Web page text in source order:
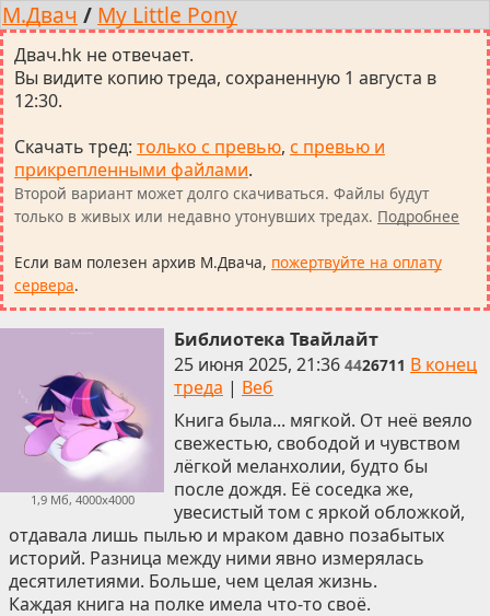
М.Двач / My Little Pony
Двач.hk не отвечает.
Вы видите копию треда, сохраненную 1 августа в
12:30.
Скачать тред: только с превью, с превью и
прикрепленными файлами.
Второй вариант может долго скачиваться. Файлы будут
только в живых или недавно утонувших тредах. Подробнее
Если вам полезен архив М.Двача, пожертвуйте на оплату
сервера.
1,9 Мб, 4000x4000
Библиотека Твайлайт
25 июня 2025, 21:36 4426711 В конец
треда | Веб
Книга была... мягкой. От неё веяло
свежестью, свободой и чувством
лёгкой меланхолии, будто бы
после дождя. Её соседка же,
увесистый том с яркой обложкой,
отдавала лишь пылью и мраком давно позабытых
историй. Разница между ними явно измерялась
десятилетиями. Больше, чем целая жизнь.
Каждая книга на полке имела что-то своё.